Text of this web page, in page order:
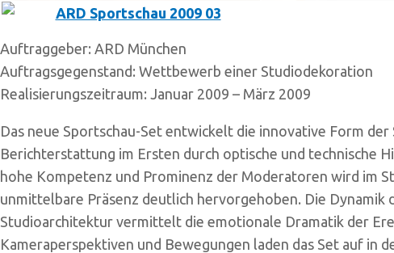
Auftraggeber: ARD München
Auftragsgegenstand: Wettbewerb einer Studiodekoration
Realisierungszeitraum: Januar 2009 – März 2009
Das neue Sportschau-Set entwickelt die innovative Form der
Berichterstattung im Ersten durch optische und technische
hohe Kompetenz und Prominenz der Moderatoren wird im
unmittelbare Präsenz deutlich hervorgehoben. Die Dynamik
Studioarchitektur vermittelt die emotionale Dramatik der
Kameraperspektiven und Bewegungen laden das Set auf in